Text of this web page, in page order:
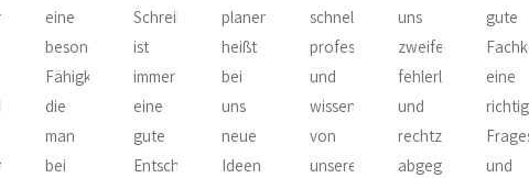
eine
besondere
Fähigkeit,
die
man
bei
Schreiben
ist
immer
eine
gute
Entscheidung.
planen
heißt
bei
uns
neue
Ideen
schnell,
professionell
und
wissenschaftlich
von
unseren
uns
zweifellos
fehlerlos
und
rechtzeitig
abgegeben.
gute
eine
und